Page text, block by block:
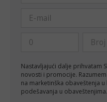
Nastavljajući dalje prihvatam
novosti i promocije.
na marketinška obaveštenja
podešavanja u